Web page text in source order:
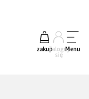
zakupZaloguj
się
Menu